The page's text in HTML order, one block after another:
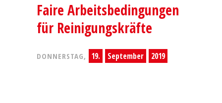
Faire Arbeitsbedingungen
für Reinigungskräfte
DONNERSTAG, 19. September 2019